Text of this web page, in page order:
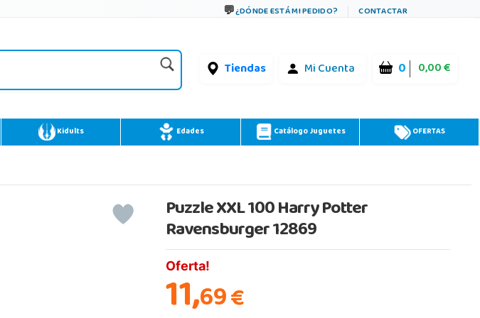
¿DÓNDE ESTÁ MI PEDIDO? CONTACTAR
Tiendas Mi Cuenta 0 0,00 €
Kidults Edades Catálogo Juguetes OFERTAS
Puzzle XXL 100 Harry Potter
Ravensburger 12869
Oferta!
11,69€